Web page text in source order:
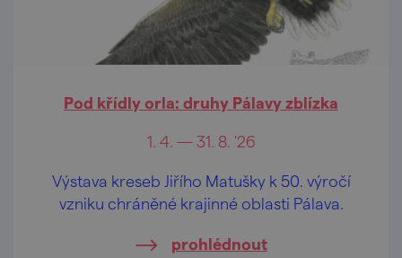
Pod křídly orla: druhy Pálavy zblízka
1. 4. — 31. 8. '26
Výstava kreseb Jiřího Matušky k 50. výročí
vzniku chráněné krajinné oblasti Pálava.
prohlédnout